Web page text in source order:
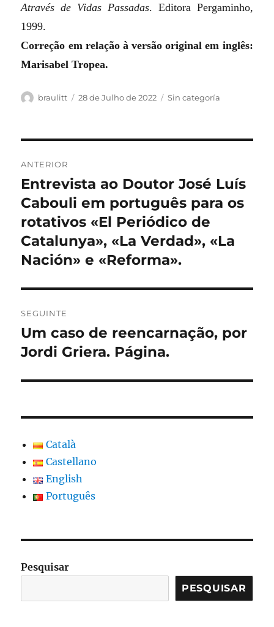
Através de Vidas Passadas. Editora Pergaminho,
1999.
Correção em relação à versão original em inglês:
Marisabel Tropea.
Autor
braulitt
Publicado
28 de Julho de 2022 Categorias
Sin categoría
de
artigos
ANTERIOR
Artigo
anterior:
Entrevista ao Doutor José Luís
Cabouli em português para os
rotativos «El Periódico de
Catalunya», «La Verdad», «La
Nación» e «Reforma».
SEGUINTE
Artigo
seguinte:
Um caso de reencarnação, por
Jordi Griera. Página.
Català
Castellano
English
Português
Pesquisar
PESQUISAR